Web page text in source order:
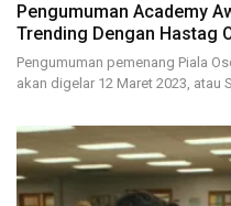
Pengumuman Academy
Trending Dengan Hastag
Pengumuman pemenang Piala
akan digelar 12 Maret 2023, atau